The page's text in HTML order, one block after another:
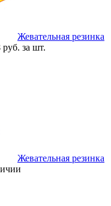
Жевательная резинка
руб. за шт.
Жевательная резинка